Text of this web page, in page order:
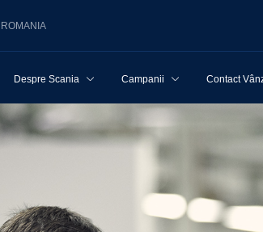
ROMANIA
Despre Scania Campanii Contact